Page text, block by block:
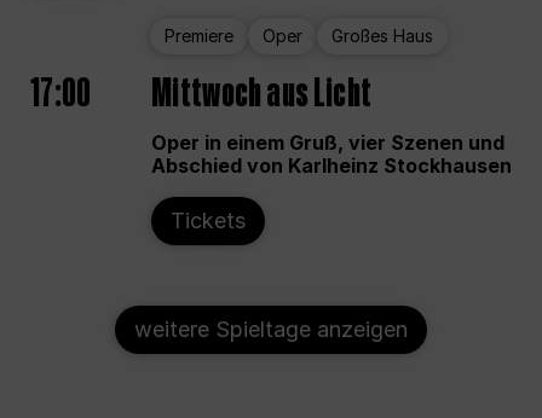
Premiere Oper Großes Haus
17:00 Mittwoch aus Licht
Oper in einem Gruß, vier Szenen und
Abschied von Karlheinz Stockhausen
Tickets
weitere Spieltage anzeigen